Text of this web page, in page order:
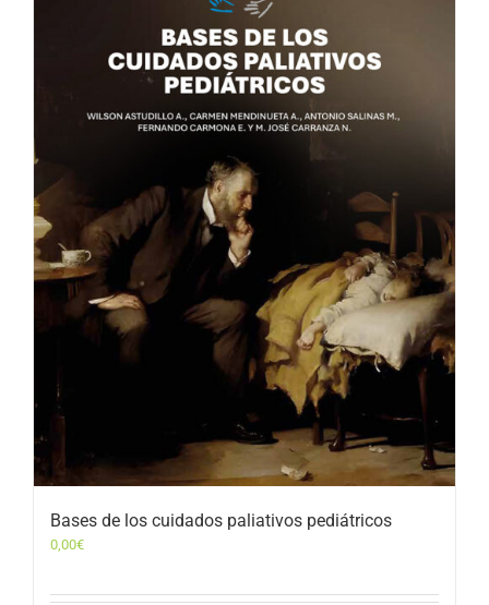
Bases de los cuidados paliativos pediátricos
0,00€